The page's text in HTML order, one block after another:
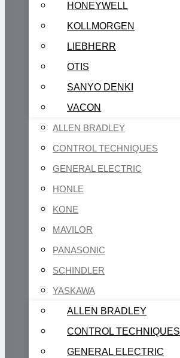
HONEYWELL
KOLLMORGEN
LIEBHERR
OTIS
SANYO DENKI
VACON
ALLEN BRADLEY
CONTROL TECHNIQUES
GENERAL ELECTRIC
HONLE
KONE
MAVILOR
PANASONIC
SCHINDLER
YASKAWA
ALLEN BRADLEY
CONTROL TECHNIQUES
GENERAL ELECTRIC